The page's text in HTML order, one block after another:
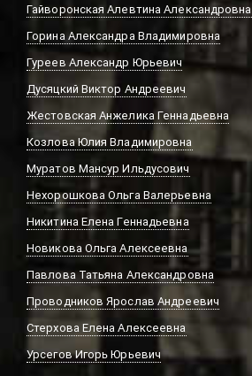
Гайворонская Алевтина Александровна
Горина Александра Владимировна
Гуреев Александр Юрьевич
Дусяцкий Виктор Андреевич
Жестовская Анжелика Геннадьевна
Козлова Юлия Владимировна
Муратов Мансур Ильдусович
Нехорошкова Ольга Валерьевна
Никитина Елена Геннадьевна
Новикова Ольга Алексеевна
Павлова Татьяна Александровна
Проводников Ярослав Андреевич
Стерхова Елена Алексеевна
Урсегов Игорь Юрьевич